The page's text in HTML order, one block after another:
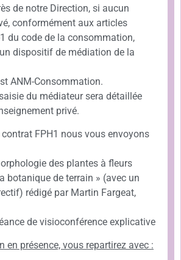
de notre Direction, si aucun
conformément aux articles
du code de la consommation,
dispositif de médiation de la
ANM-Consommation.
du médiateur sera détaillée
privé.
FPH1 nous vous envoyons
des plantes à fleurs
botanique de terrain » (avec un
rédigé par Martin Fargeat,
de visioconférence explicative
en présence, vous repartirez avec :